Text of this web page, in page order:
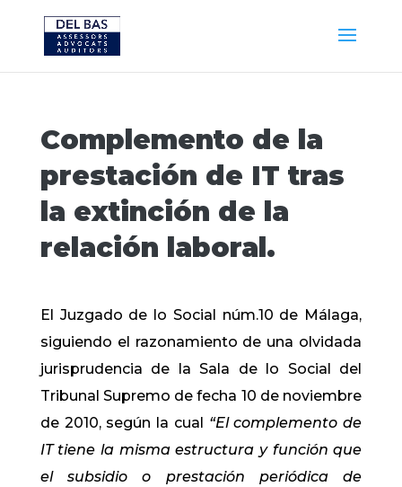
Complemento de la
prestación de IT tras
la extinción de la
relación laboral.
El Juzgado de lo Social núm.10 de Málaga,
siguiendo el razonamiento de una olvidada
jurisprudencia de la Sala de lo Social del
Tribunal Supremo de fecha 10 de noviembre
de 2010, según la cual “El complemento de
IT tiene la misma estructura y función que
el subsidio o prestación periódica de